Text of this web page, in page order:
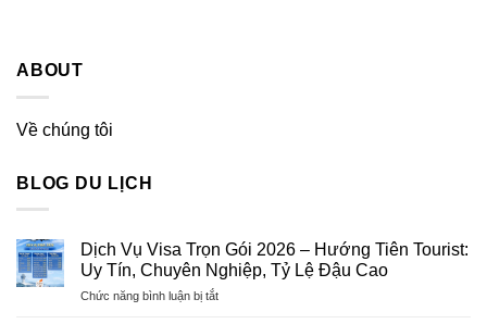
ABOUT
Về chúng tôi
BLOG DU LỊCH
Dịch Vụ Visa Trọn Gói 2026 – Hướng Tiên Tourist:
Uy Tín, Chuyên Nghiệp, Tỷ Lệ Đậu Cao
Chức năng bình luận bị tắtở